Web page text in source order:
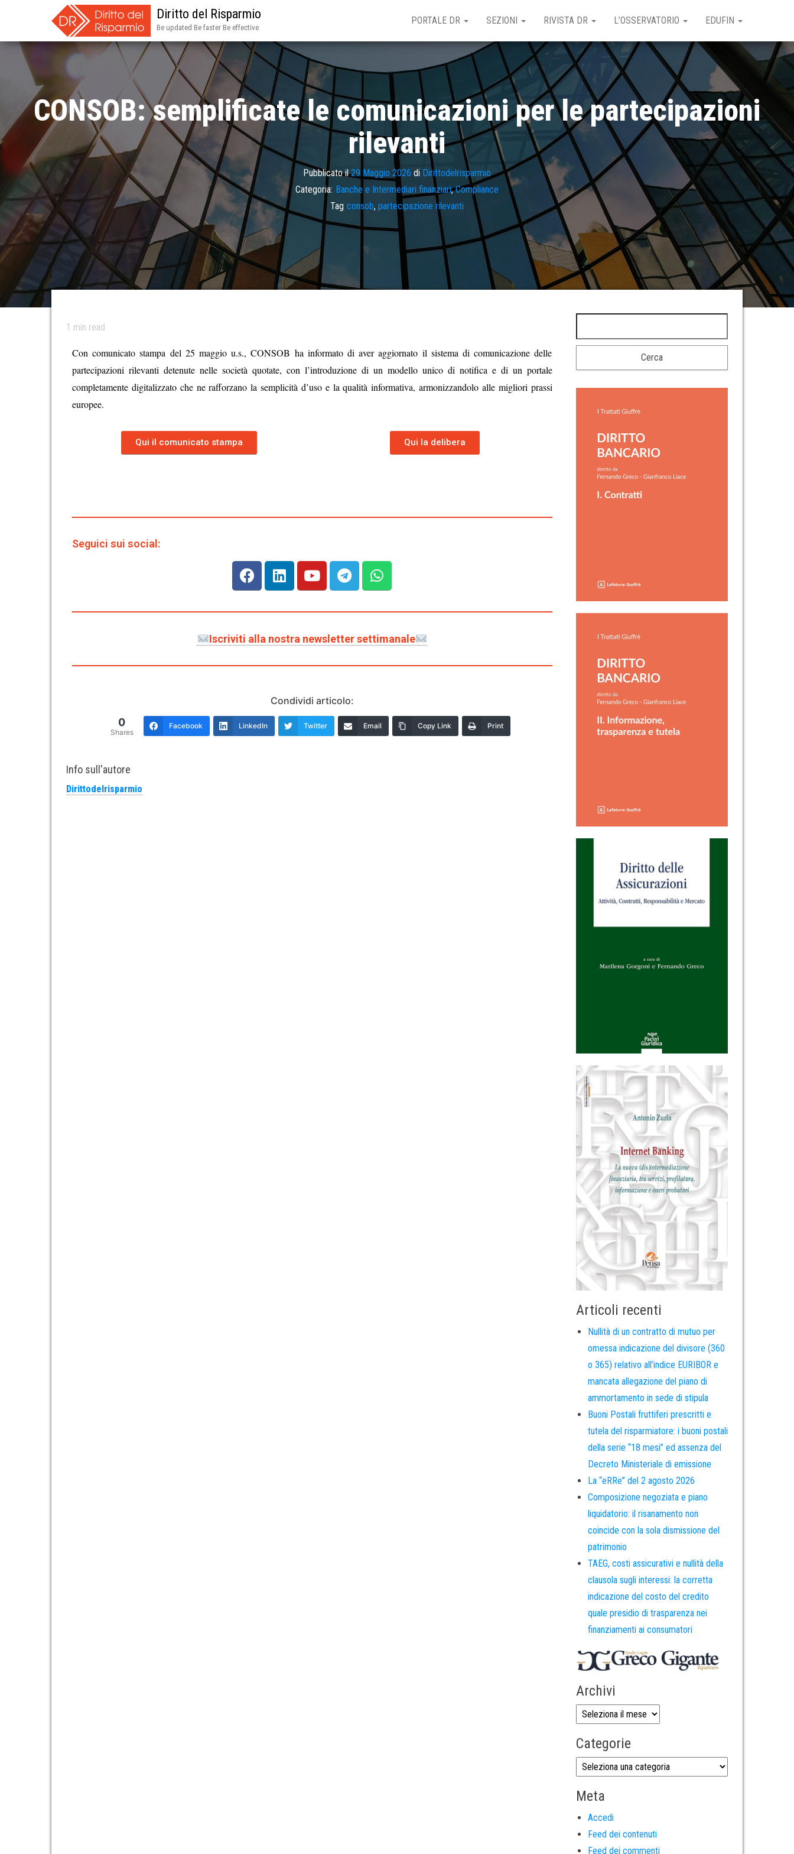
Diritto del Risparmio
Be updated Be faster Be effective
PORTALE DR SEZIONI RIVISTA DR L’OSSERVATORIO EDUFIN
CONSOB: semplificate le comunicazioni per le partecipazioni
rilevanti
Pubblicato il29 Maggio 2026 di Dirittodelrisparmio
Categoria: Banche e Intermediari finanziari,Compliance
Tag consob, partecipazione rilevanti
1 min read
Con comunicato stampa del 25 maggio u.s., CONSOB ha informato di aver aggiornato il sistema di comunicazione delle
partecipazioni rilevanti detenute nelle società quotate, con l’introduzione di un modello unico di notifica e di un portale
completamente digitalizzato che ne rafforzano la semplicità d’uso e la qualità informativa, armonizzandolo alle migliori prassi
europee.
Qui il comunicato stampa Qui la delibera
Seguici sui social:
Iscriviti alla nostra newsletter settimanale
Condividi articolo:
0
Shares
Facebook LinkedIn Twitter Email Copy Link Print
Info sull'autore
Dirittodelrisparmio
Articoli recenti
Nullità di un contratto di mutuo per
omessa indicazione del divisore (360
o 365) relativo all’indice EURIBOR e
mancata allegazione del piano di
ammortamento in sede di stipula
Buoni Postali fruttiferi prescritti e
tutela del risparmiatore: i buoni postali
della serie “18 mesi” ed assenza del
Decreto Ministeriale di emissione
La “eRRe” del 2 agosto 2026
Composizione negoziata e piano
liquidatorio: il risanamento non
coincide con la sola dismissione del
patrimonio
TAEG, costi assicurativi e nullità della
clausola sugli interessi: la corretta
indicazione del costo del credito
quale presidio di trasparenza nei
finanziamenti ai consumatori
Archivi
Categorie
Meta
Accedi
Feed dei contenuti
Feed dei commenti